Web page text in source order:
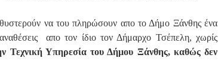
να του πληρώσουν απο το Δήμο Ξάνθης ένα
απο τον ίδιο τον Δήμαρχο Τσέπελη, χωρίς
Τεχνική Υπηρεσία του Δήμου Ξάνθης, καθώς δεν